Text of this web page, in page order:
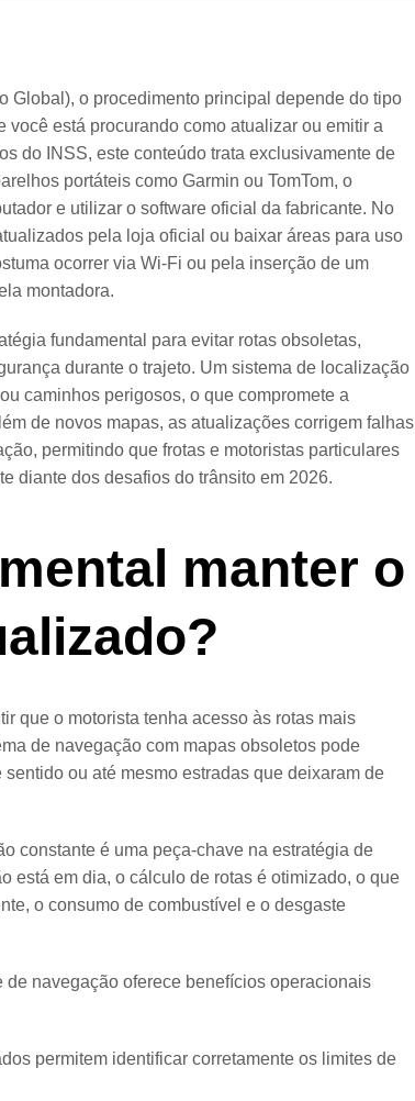
Global), o procedimento principal depende do tipo
você está procurando como atualizar ou emitir a
do INSS, este conteúdo trata exclusivamente de
portáteis como Garmin ou TomTom, o
e utilizar o software oficial da fabricante. No
pela loja oficial ou baixar áreas para uso
ocorrer via Wi-Fi ou pela inserção de um
montadora.
fundamental para evitar rotas obsoletas,
durante o trajeto. Um sistema de localização
caminhos perigosos, o que compromete a
de novos mapas, as atualizações corrigem falhas
permitindo que frotas e motoristas particulares
diante dos desafios do trânsito em 2026.
manter o
que o motorista tenha acesso às rotas mais
de navegação com mapas obsoletos pode
ou até mesmo estradas que deixaram de
constante é uma peça-chave na estratégia de
está em dia, o cálculo de rotas é otimizado, o que
o consumo de combustível e o desgaste
navegação oferece benefícios operacionais
permitem identificar corretamente os limites de